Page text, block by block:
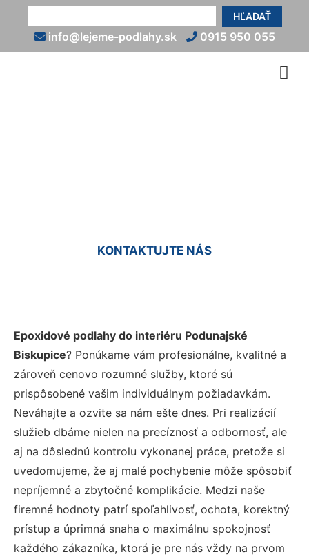
HĽADAŤ
info@lejeme-podlahy.sk 0915 950 055
KONTAKTUJTE NÁS
Epoxidové podlahy do interiéru Podunajské
Biskupice? Ponúkame vám profesionálne, kvalitné a
zároveň cenovo rozumné služby, ktoré sú
prispôsobené vašim individuálnym požiadavkám.
Neváhajte a ozvite sa nám ešte dnes. Pri realizácií
služieb dbáme nielen na precíznosť a odbornosť, ale
aj na dôslednú kontrolu vykonanej práce, pretože si
uvedomujeme, že aj malé pochybenie môže spôsobiť
nepríjemné a zbytočné komplikácie. Medzi naše
firemné hodnoty patrí spoľahlivosť, ochota, korektný
prístup a úprimná snaha o maximálnu spokojnosť
každého zákazníka, ktorá je pre nás vždy na prvom